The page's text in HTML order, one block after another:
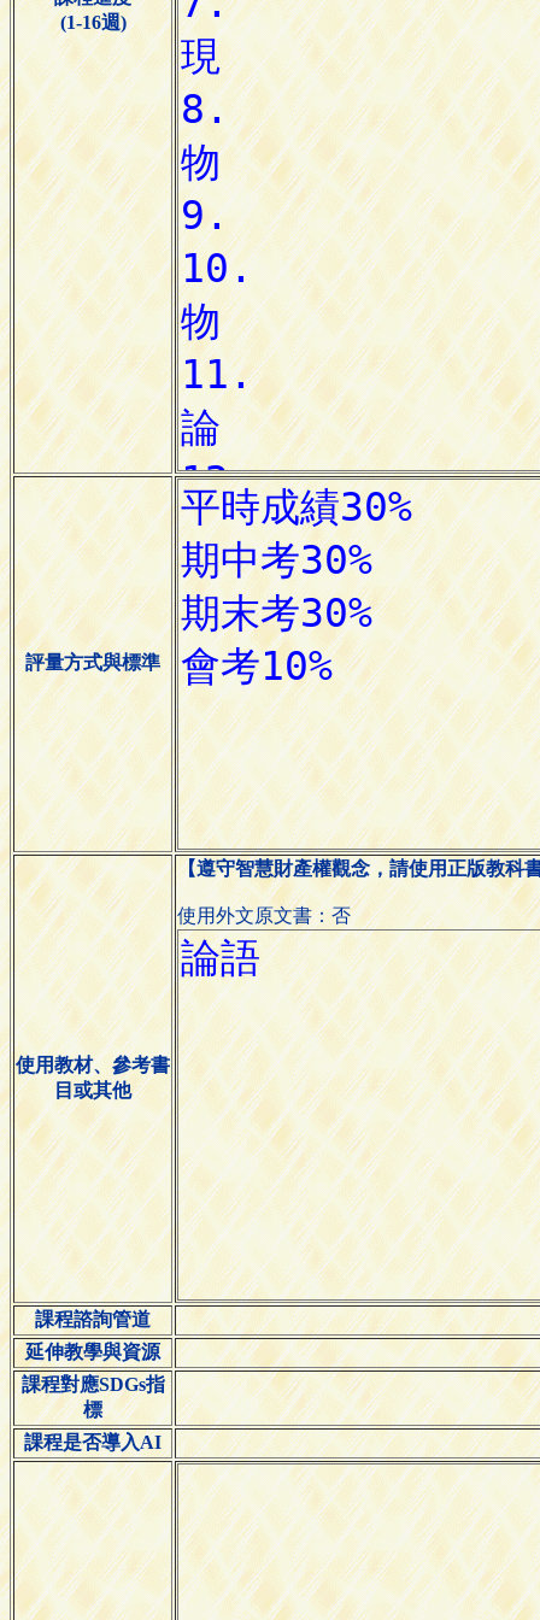
(1-16週)
評量方式與標準
使用教材、參考書
目或其他
【遵守智慧財產權觀念，請使用正版教科
使用外文原文書：否
課程諮詢管道
延伸教學與資源
課程對應SDGs指
標
課程是否導入AI